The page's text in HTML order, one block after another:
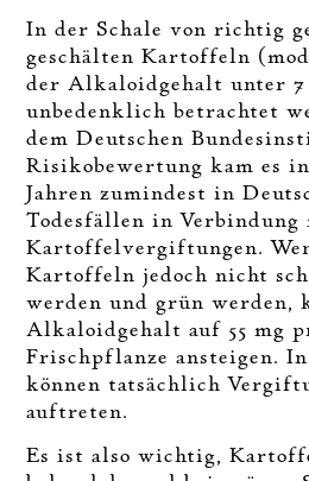
In der Schale von richtig
geschälten Kartoffeln
der Alkaloidgehalt unter 7
unbedenklich betrachtet
dem Deutschen
Risikobewertung kam es
Jahren zumindest in
Todesfällen in Verbindung
Kartoffelvergiftungen.
Kartoffeln jedoch nicht
werden und grün werden,
Alkaloidgehalt auf 55 mg
Frischpflanze ansteigen.
können tatsächlich
auftreten.
Es ist also wichtig,